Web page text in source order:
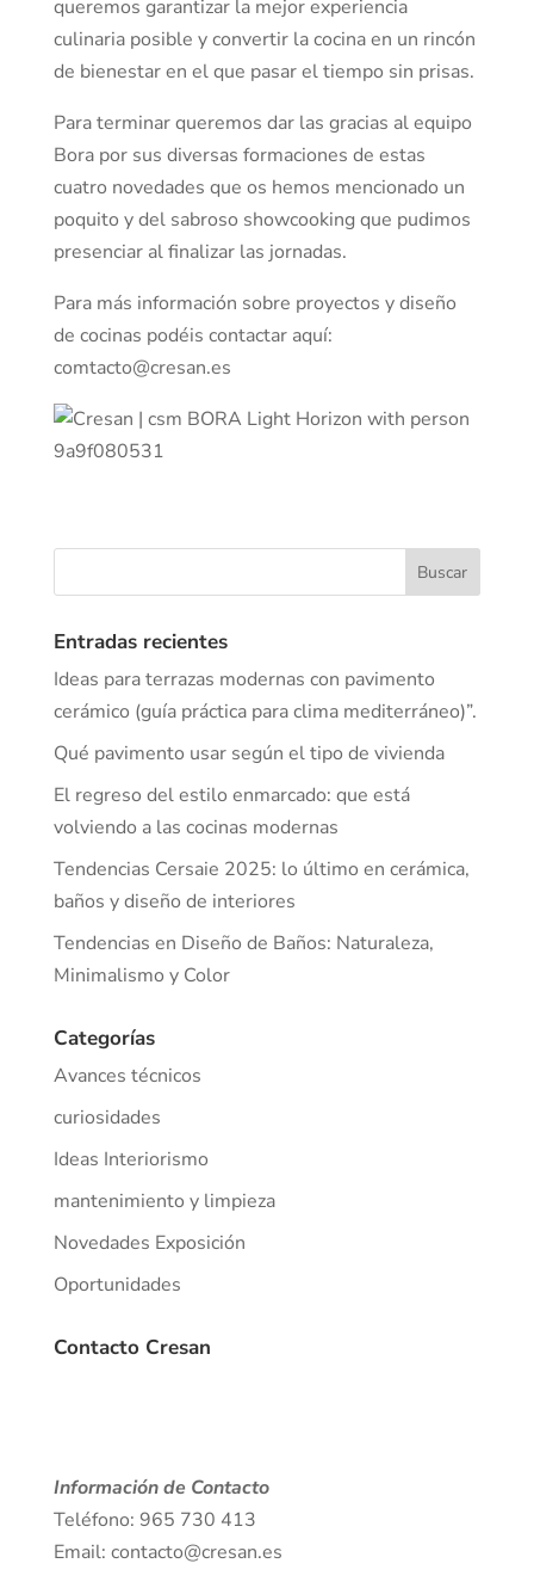
queremos garantizar la mejor experiencia
culinaria posible y convertir la cocina en un rincón
de bienestar en el que pasar el tiempo sin prisas.
Para terminar queremos dar las gracias al equipo
Bora por sus diversas formaciones de estas
cuatro novedades que os hemos mencionado un
poquito y del sabroso showcooking que pudimos
presenciar al finalizar las jornadas.
Para más información sobre proyectos y diseño
de cocinas podéis contactar aquí:
comtacto@cresan.es
Entradas recientes
Ideas para terrazas modernas con pavimento
cerámico (guía práctica para clima mediterráneo)”.
Qué pavimento usar según el tipo de vivienda
El regreso del estilo enmarcado: que está
volviendo a las cocinas modernas
Tendencias Cersaie 2025: lo último en cerámica,
baños y diseño de interiores
Tendencias en Diseño de Baños: Naturaleza,
Minimalismo y Color
Categorías
Avances técnicos
curiosidades
Ideas Interiorismo
mantenimiento y limpieza
Novedades Exposición
Oportunidades
Contacto Cresan
Información de Contacto
Teléfono: 965 730 413
Email: contacto@cresan.es